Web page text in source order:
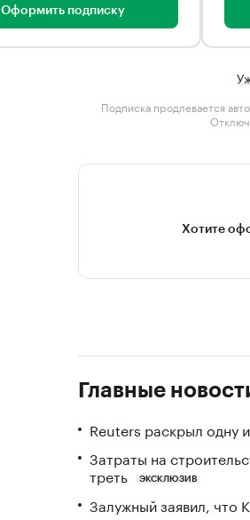
Оформить подписку
Подписка продлевается
Хотите
Главные
Reuters раскрыл одну
Затраты на
треть
ЭКСКЛЮЗИВ
Залужный заявил, что